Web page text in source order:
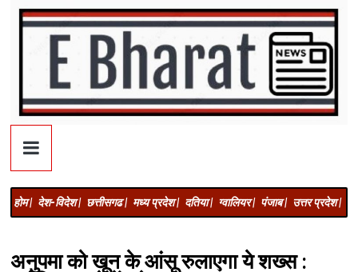
होम | देश-विदेश | छत्तीसगढ | मध्य प्रदेश | दतिया | ग्वालियर | पंजाब | उत्तर प्रदेश |
अनुपमा को खून के आंसू रुलाएगा ये शख्स :